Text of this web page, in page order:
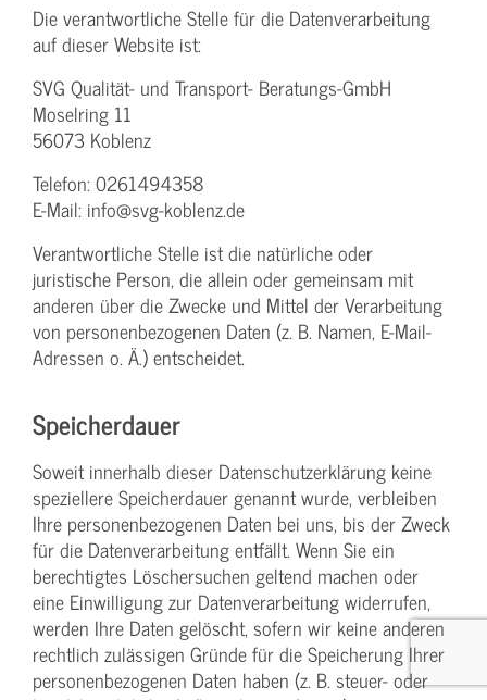
Die verantwortliche Stelle für die Datenverarbeitung
auf dieser Website ist:
SVG Qualität- und Transport- Beratungs-GmbH
Moselring 11
56073 Koblenz
Telefon: 0261494358
E-Mail: info@svg-koblenz.de
Verantwortliche Stelle ist die natürliche oder
juristische Person, die allein oder gemeinsam mit
anderen über die Zwecke und Mittel der Verarbeitung
von personenbezogenen Daten (z. B. Namen, E-Mail-
Adressen o. Ä.) entscheidet.
Speicherdauer
Soweit innerhalb dieser Datenschutzerklärung keine
speziellere Speicherdauer genannt wurde, verbleiben
Ihre personenbezogenen Daten bei uns, bis der Zweck
für die Datenverarbeitung entfällt. Wenn Sie ein
berechtigtes Löschersuchen geltend machen oder
eine Einwilligung zur Datenverarbeitung widerrufen,
werden Ihre Daten gelöscht, sofern wir keine anderen
rechtlich zulässigen Gründe für die Speicherung Ihrer
personenbezogenen Daten haben (z. B. steuer- oder